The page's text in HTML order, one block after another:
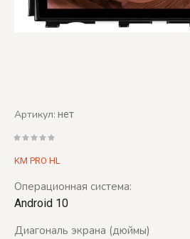
Артикул: нет
KM PRO HL
Операционная система:
Android 10
Диагональ экрана (дюймы)